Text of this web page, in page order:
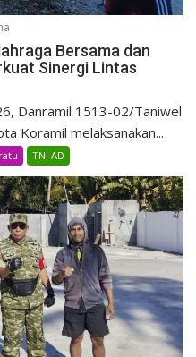
Bersama dan
Sinergi Lintas
Danramil 1513-02/Taniwel
Koramil melaksanakan...
TNI AD